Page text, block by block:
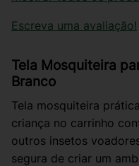
Escreva uma avaliação!
Tela Mosquiteira
Branco
Tela mosquiteira
criança no carrinho
outros insetos
segura de criar um